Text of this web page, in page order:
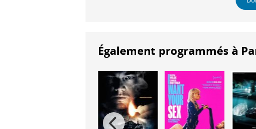
Également programmés à